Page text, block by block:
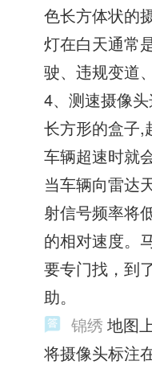
色长方体状的
灯在白天通常
驶、违规变道
4、测速摄像
长方形的盒子,
车辆超速时就
当车辆向雷达
射信号频率将
的相对速度。
要专门找，到
助。
锦绣 地图
将摄像头标注